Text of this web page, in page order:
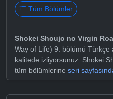
Tüm Bölümler
Shokei Shoujo no Virgin
Way of Life) 9. bölümü Türkçe
kalitede izliyorsunuz. Shokei
tüm bölümlerine seri